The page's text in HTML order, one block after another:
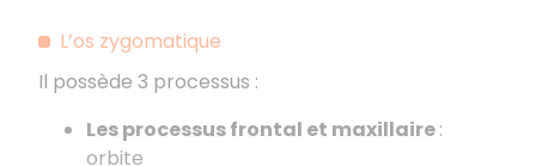
L’os zygomatique
Il possède 3 processus :
Les processus frontal et maxillaire:
orbite